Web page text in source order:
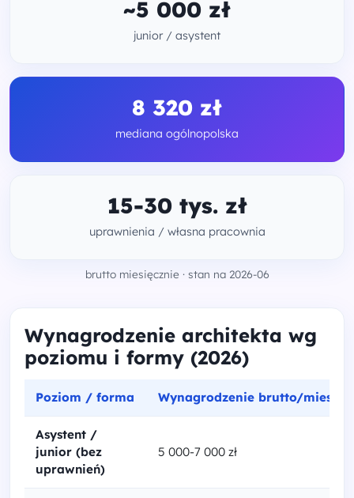
~5 000 zł
junior / asystent
8 320 zł
mediana ogólnopolska
15-30 tys. zł
uprawnienia / własna pracownia
brutto miesięcznie · stan na 2026-06
Wynagrodzenie architekta wg
poziomu i formy (2026)
Poziom / forma Wynagrodzenie brutto/mies.
Asystent /
junior (bez
uprawnień)
5 000-7 000 zł